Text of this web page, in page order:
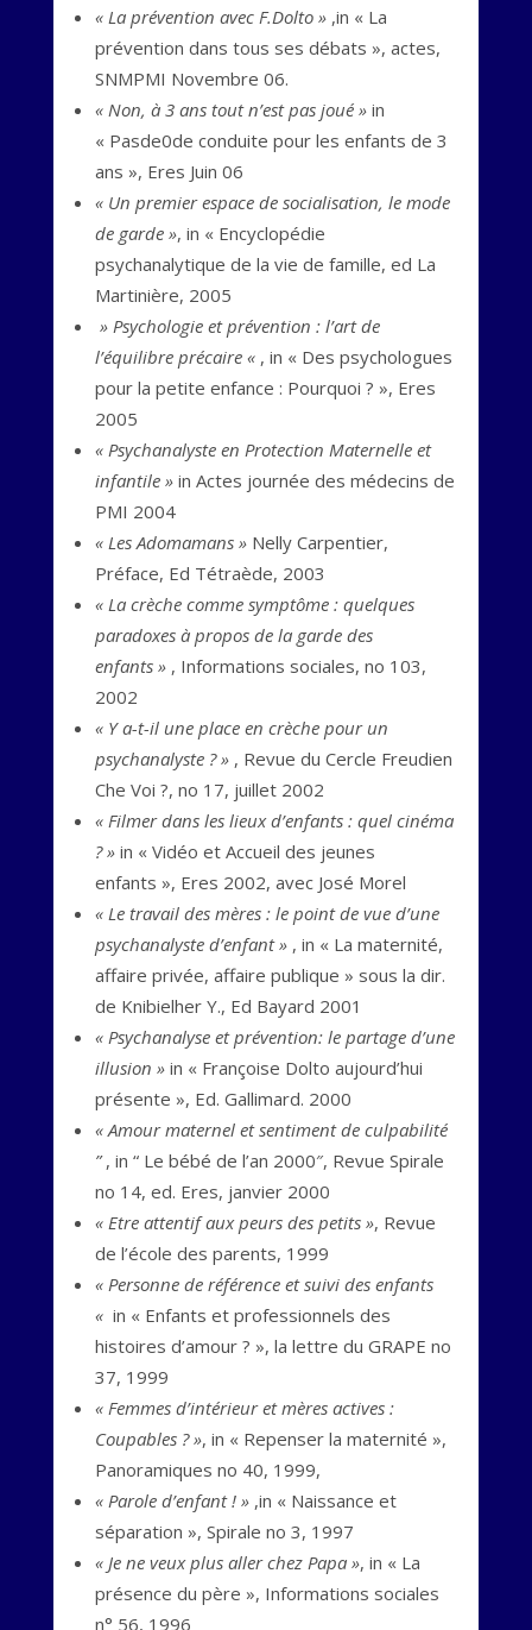
« La prévention avec F.Dolto »,in « La
prévention dans tous ses débats », actes,
SNMPMI Novembre 06.
« Non, à 3 ans tout n’est pas joué » in
« Pasde0de conduite pour les enfants de 3
ans », Eres Juin 06
« Un premier espace de socialisation, le mode
de garde », in « Encyclopédie
psychanalytique de la vie de famille, ed La
Martinière, 2005
» Psychologie et prévention : l’art de
l’équilibre précaire « , in « Des psychologues
pour la petite enfance : Pourquoi ? », Eres
2005
« Psychanalyste en Protection Maternelle et
infantile »in Actes journée des médecins de
PMI 2004
« Les Adomamans » Nelly Carpentier,
Préface, Ed Tétraède, 2003
« La crèche comme symptôme : quelques
paradoxes à propos de la garde des
enfants » , Informations sociales, no 103,
2002
« Y a-t-il une place en crèche pour un
psychanalyste ? » , Revue du Cercle Freudien
Che Voi ?, no 17, juillet 2002
« Filmer dans les lieux d’enfants : quel cinéma
? » in « Vidéo et Accueil des jeunes
enfants », Eres 2002, avec José Morel
« Le travail des mères : le point de vue d’une
psychanalyste d’enfant », in « La maternité,
affaire privée, affaire publique » sous la dir.
de Knibielher Y., Ed Bayard 2001
« Psychanalyse et prévention: le partage d’une
illusion »in « Françoise Dolto aujourd’hui
présente », Ed. Gallimard. 2000
« Amour maternel et sentiment de culpabilité
”, in “ Le bébé de l’an 2000″, Revue Spirale
no 14, ed. Eres, janvier 2000
« Etre attentif aux peurs des petits », Revue
de l’école des parents, 1999
« Personne de référence et suivi des enfants
« in « Enfants et professionnels des
histoires d’amour ? », la lettre du GRAPE no
37, 1999
« Femmes d’intérieur et mères actives :
Coupables ? », in « Repenser la maternité »,
Panoramiques no 40, 1999,
« Parole d’enfant ! »,in « Naissance et
séparation », Spirale no 3, 1997
« Je ne veux plus aller chez Papa », in « La
présence du père », Informations sociales
n° 56, 1996